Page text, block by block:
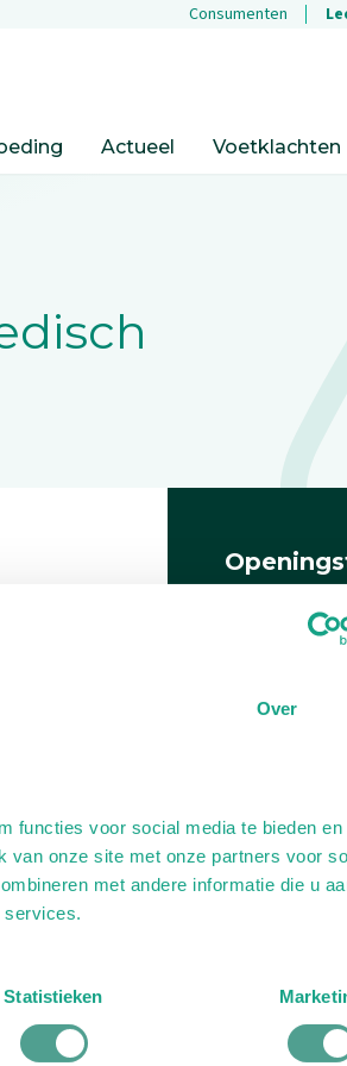
Over
functies voor social media te bieden en
van onze site met onze partners voor
met andere informatie die u
services.
Statistieken
Consumenten
Actueel Voetklachten